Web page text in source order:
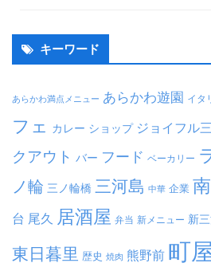
キーワード
あらかわ満点メニュー あらかわ遊園 イタ
フェ カレー ショップ ジョイフル
クアウト バー フード ベーカリー
ノ輪 三ノ輪橋 三河島 中華 企業
台 尾久 居酒屋 弁当 新メニュー 新
東日暮里 歴史 焼肉 熊野前 町